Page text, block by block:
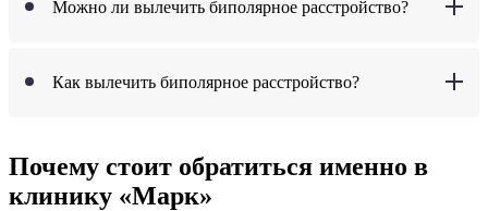
Можно ли вылечить биполярное расстройство?
Как вылечить биполярное расстройство?
Почему стоит обратиться именно в
клинику «Марк»